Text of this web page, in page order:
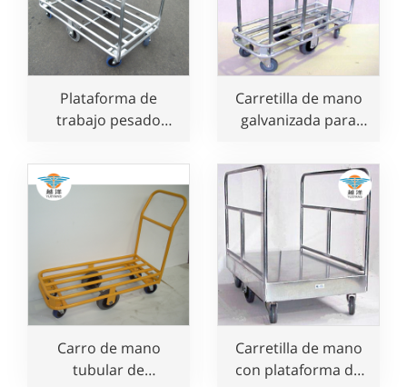
Plataforma de
trabajo pesado
tubular con 6
ruedas
Carretilla de mano
galvanizada para
cartón
Carro de mano
tubular de
Carretilla de mano
con plataforma de